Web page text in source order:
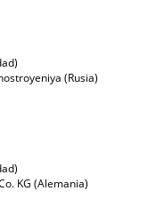
(Rusia)
KG (Alemania)